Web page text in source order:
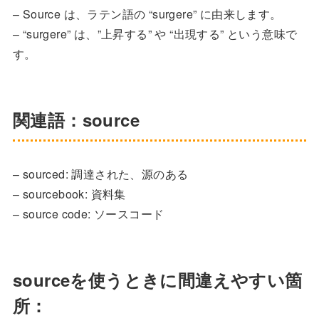
– Source は、ラテン語の “surgere” に由来します。
– “surgere” は、”上昇する” や “出現する” という意味で
す。
関連語：source
– sourced: 調達された、源のある
– sourcebook: 資料集
– source code: ソースコード
sourceを使うときに間違えやすい箇
所：